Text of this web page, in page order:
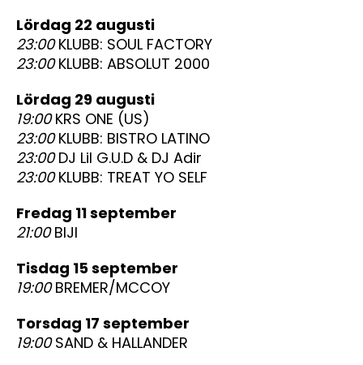
lördag 22 augusti
23:00KLUBB: SOUL FACTORY
23:00KLUBB: ABSOLUT 2000
lördag 29 augusti
19:00KRS ONE (US)
23:00KLUBB: BISTRO LATINO
23:00DJ Lil G.U.D & DJ Adir
23:00KLUBB: TREAT YO SELF
fredag 11 september
21:00BIJI
tisdag 15 september
19:00BREMER/MCCOY
torsdag 17 september
19:00SAND & HALLANDER